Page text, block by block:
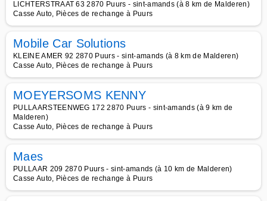
LICHTERSTRAAT 63 2870 Puurs - sint-amands (à 8 km de Malderen)
Casse Auto, Pièces de rechange à Puurs
Mobile Car Solutions
KLEINE AMER 92 2870 Puurs - sint-amands (à 8 km de Malderen)
Casse Auto, Pièces de rechange à Puurs
MOEYERSOMS KENNY
PULLAARSTEENWEG 172 2870 Puurs - sint-amands (à 9 km de
Malderen)
Casse Auto, Pièces de rechange à Puurs
Maes
PULLAAR 209 2870 Puurs - sint-amands (à 10 km de Malderen)
Casse Auto, Pièces de rechange à Puurs